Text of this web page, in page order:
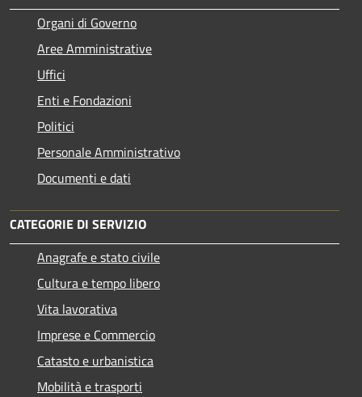
Organi di Governo
Aree Amministrative
Uffici
Enti e Fondazioni
Politici
Personale Amministrativo
Documenti e dati
CATEGORIE DI SERVIZIO
Anagrafe e stato civile
Cultura e tempo libero
Vita lavorativa
Imprese e Commercio
Catasto e urbanistica
Mobilità e trasporti